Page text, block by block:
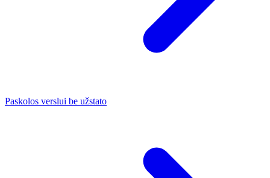
Paskolos verslui be užstato